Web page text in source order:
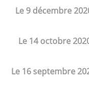
Le 9 décembre
Le 14 octobre
Le 16 septembre